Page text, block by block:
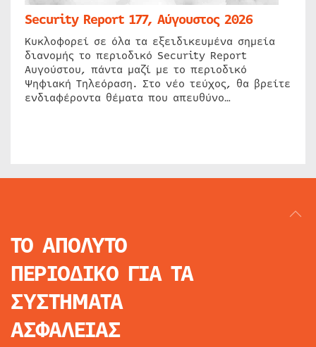
Security Report 177, Αύγουστος 2026
Κυκλοφορεί σε όλα τα εξειδικευμένα σημεία
διανομής το περιοδικό Security Report
Αυγούστου, πάντα μαζί με το περιοδικό
Ψηφιακή Τηλεόραση. Στο νέο τεύχος, θα βρείτε
ενδιαφέροντα θέματα που απευθύνο…
ΤΟ ΑΠΟΛΥΤΟ
ΠΕΡΙΟΔΙΚΟ ΓΙΑ ΤΑ
ΣΥΣΤΗΜΑΤΑ
ΑΣΦΑΛΕΙΑΣ